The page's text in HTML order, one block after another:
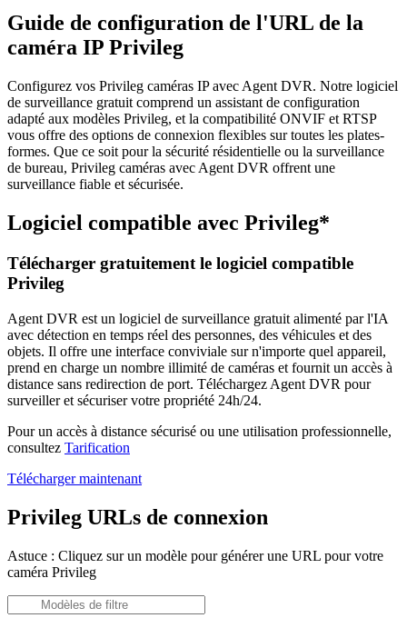
Guide de configuration de l'URL de la
caméra IP Privileg
Configurez vos Privileg caméras IP avec Agent DVR. Notre logiciel
de surveillance gratuit comprend un assistant de configuration
adapté aux modèles Privileg, et la compatibilité ONVIF et RTSP
vous offre des options de connexion flexibles sur toutes les plates-
formes. Que ce soit pour la sécurité résidentielle ou la surveillance
de bureau, Privileg caméras avec Agent DVR offrent une
surveillance fiable et sécurisée.
Logiciel compatible avec Privileg*
Télécharger gratuitement le logiciel compatible
Privileg
Agent DVR est un logiciel de surveillance gratuit alimenté par l'IA
avec détection en temps réel des personnes, des véhicules et des
objets. Il offre une interface conviviale sur n'importe quel appareil,
prend en charge un nombre illimité de caméras et fournit un accès à
distance sans redirection de port. Téléchargez Agent DVR pour
surveiller et sécuriser votre propriété 24h/24.
Pour un accès à distance sécurisé ou une utilisation professionnelle,
consultez Tarification
Télécharger maintenant
Privileg URLs de connexion
Astuce : Cliquez sur un modèle pour générer une URL pour votre
caméra Privileg